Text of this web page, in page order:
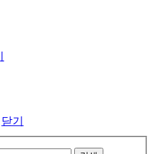
닫기